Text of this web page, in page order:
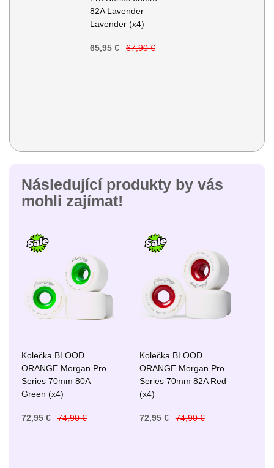
82A Lavender
Lavender (x4)
65,95 € 67,90 €
Následující produkty by vás
mohli zajímat!
Kolečka BLOOD
ORANGE Morgan Pro
Series 70mm 80A
Green (x4)
72,95 € 74,90 €
Kolečka BLOOD
ORANGE Morgan Pro
Series 70mm 82A Red
(x4)
72,95 € 74,90 €